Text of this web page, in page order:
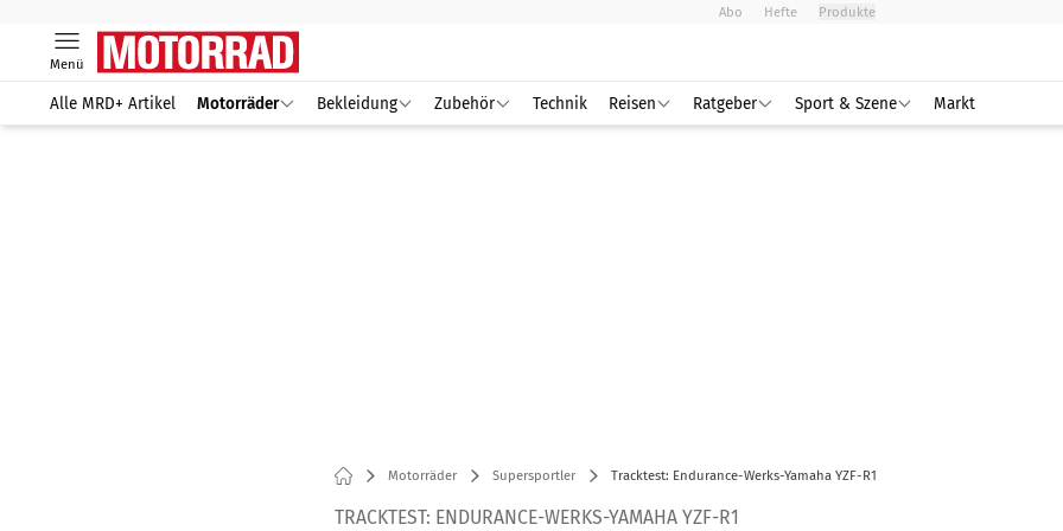
Abo Hefte Produkte
Menü
Alle MRD+ Artikel Motorräder Bekleidung Zubehör Technik Reisen Ratgeber Sport & Szene Markt
Motorräder Supersportler Tracktest: Endurance-Werks-Yamaha YZF-R1
TRACKTEST: ENDURANCE-WERKS-YAMAHA YZF-R1